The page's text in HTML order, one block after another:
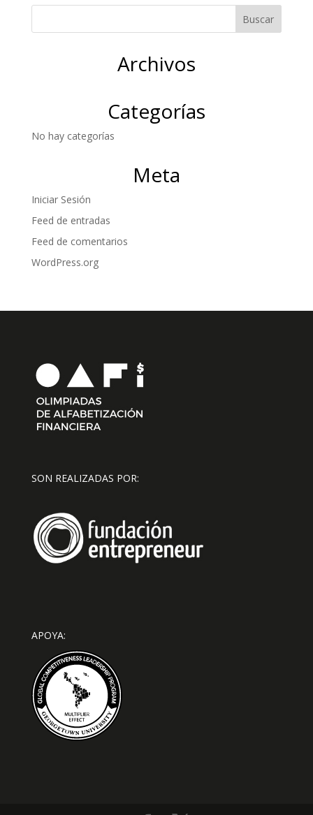
Archivos
Categorías
No hay categorías
Meta
Iniciar Sesión
Feed de entradas
Feed de comentarios
WordPress.org
SON REALIZADAS POR:
APOYA: